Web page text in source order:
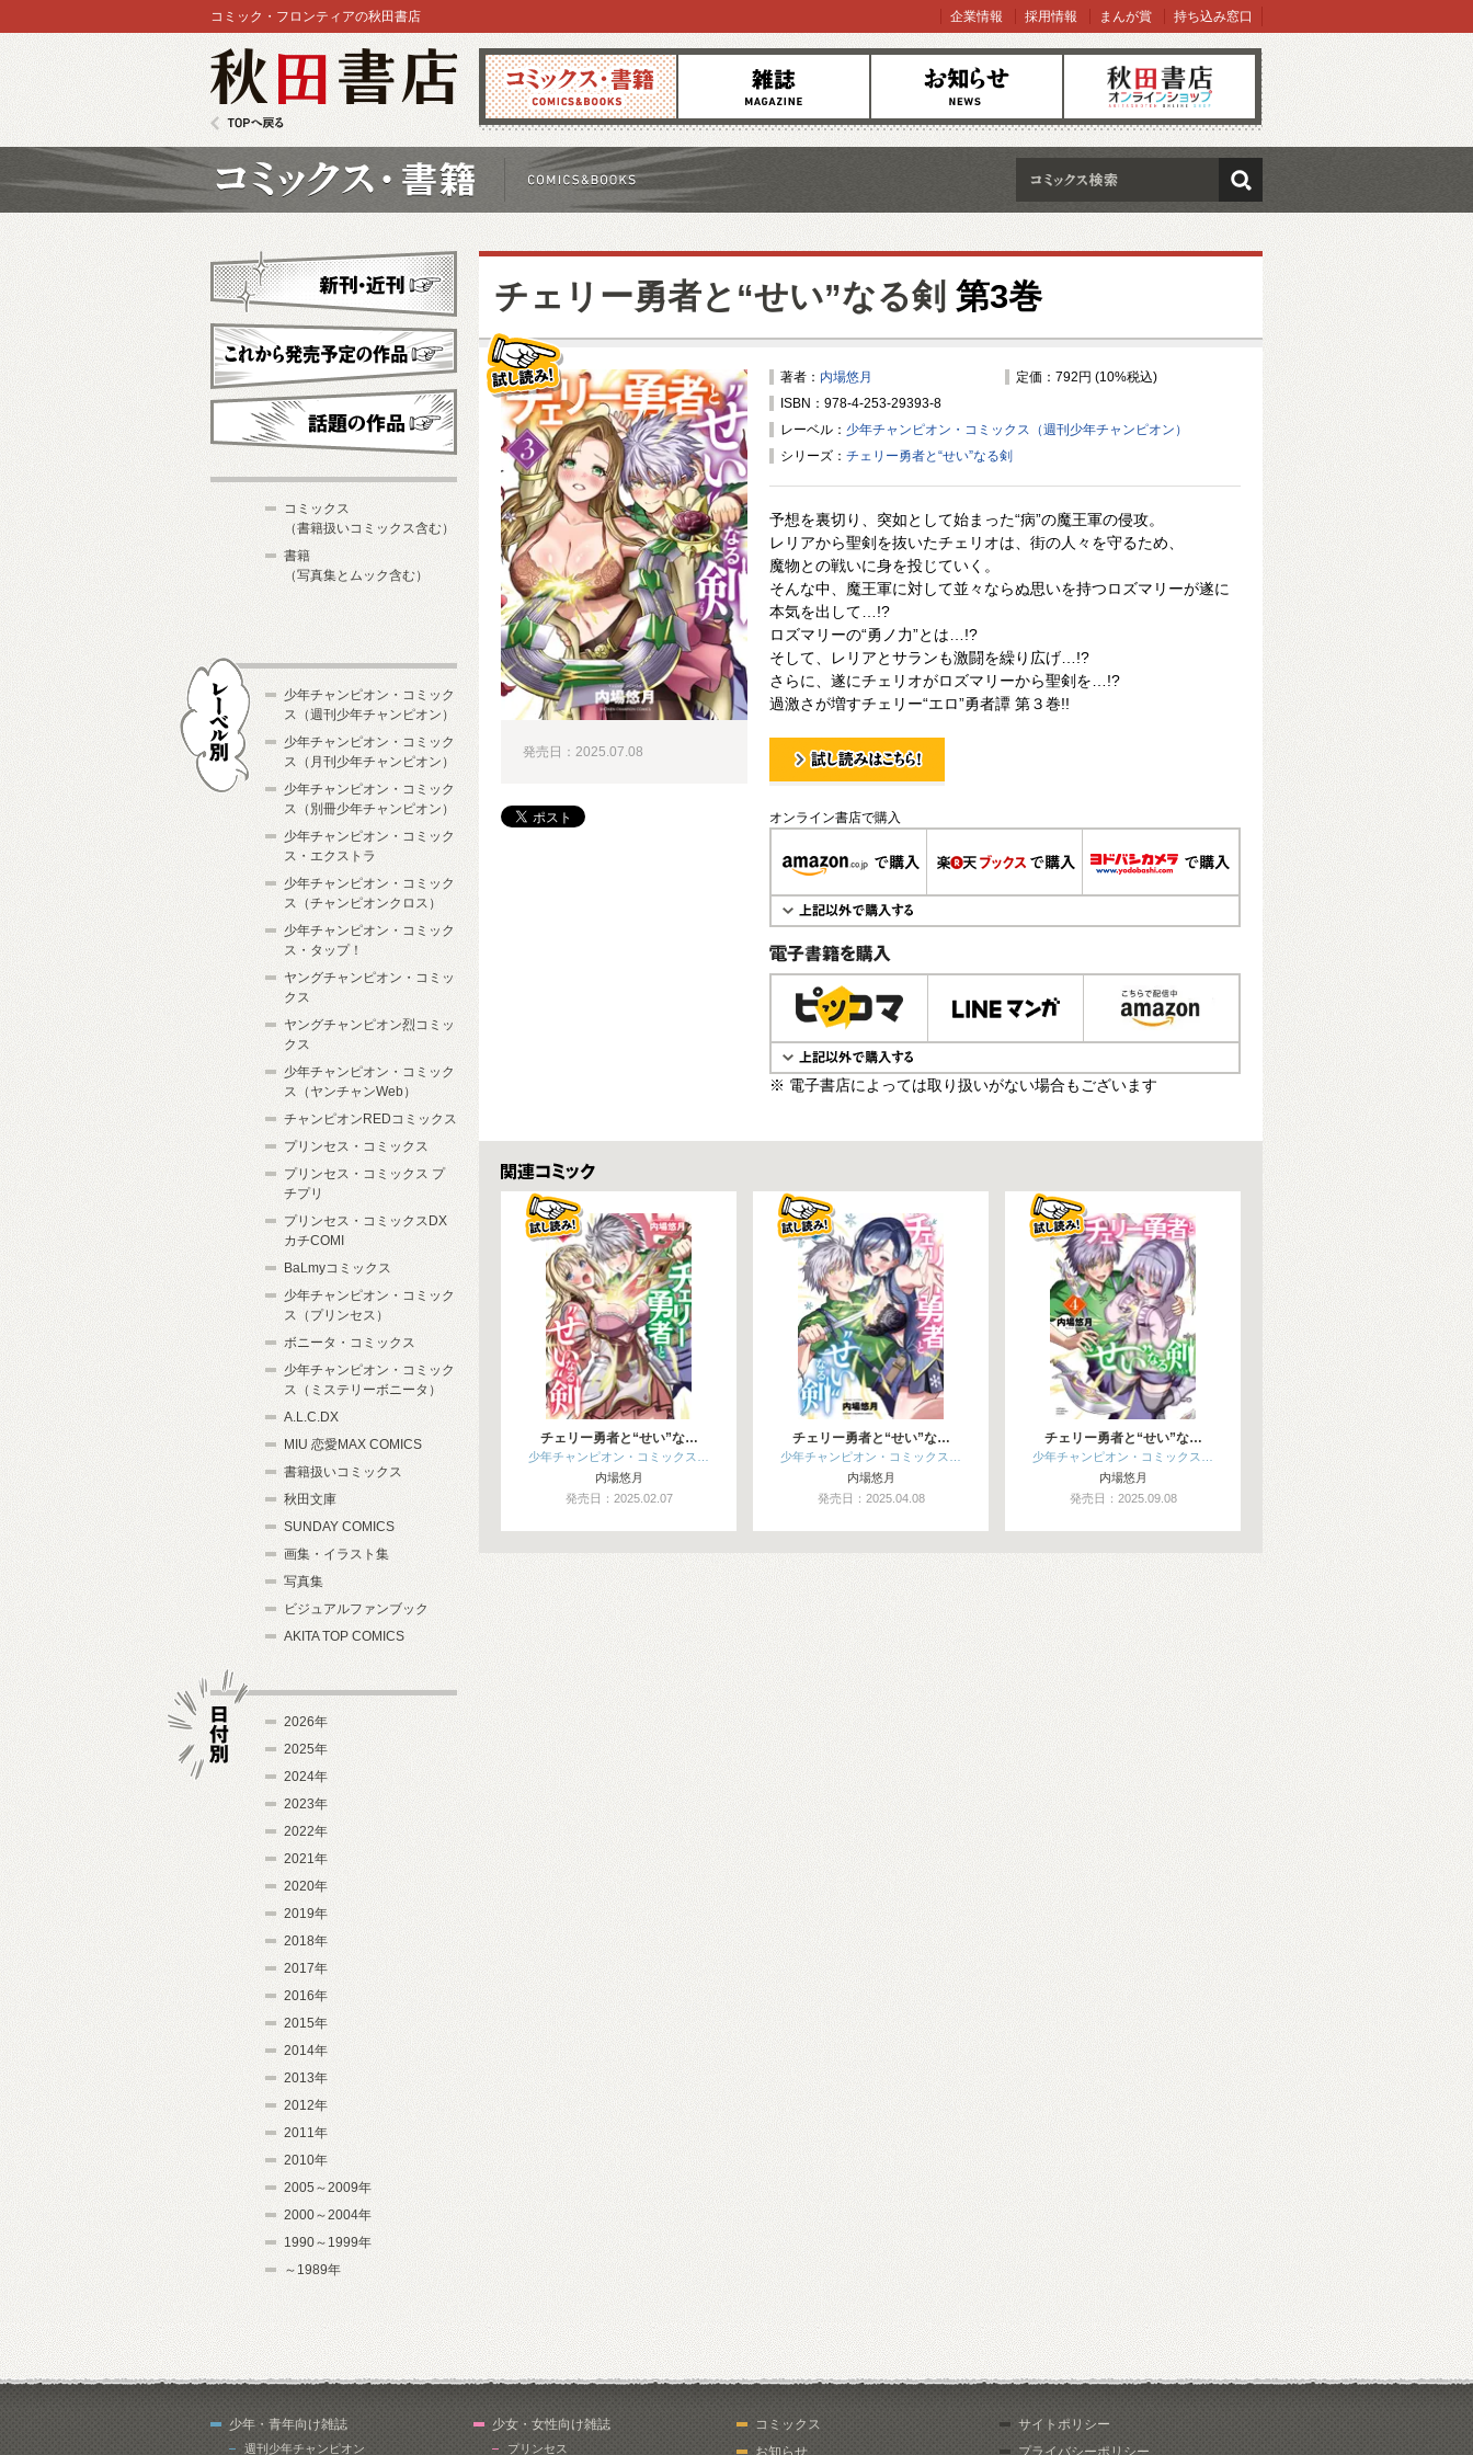
コミックス 雑誌 お知らせ オンラインショップ
コミック・フロンティアの秋田書店 企業情報 採用情報 まんが賞 持ち込み窓口
検索
チェリー勇者と“せい”なる剣 第3巻
著者： 内場悠月
定価：792円 (10%税込)
ISBN：978-4-253-29393-8
レーベル： 少年チャンピオン・コミックス（週刊少年チャンピオン）
シリーズ： チェリー勇者と“せい”なる剣
予想を裏切り、突如として始まった“病”の魔王軍の侵攻。
レリアから聖剣を抜いたチェリオは、街の人々を守るため、
魔物との戦いに身を投じていく。
そんな中、魔王軍に対して並々ならぬ思いを持つロズマリーが遂に
本気を出して…!?
ロズマリーの“勇ノ力”とは…!?
そして、レリアとサランも激闘を繰り広げ…!?
さらに、遂にチェリオがロズマリーから聖剣を…!?
過激さが増すチェリー“エロ”勇者譚 第３巻!!
試し読み！
オンライン書店で購入
電子書籍で購入
※ 電子書店によっては取り扱いがない場合もございます
発売日：2025.07.08
関連コミックス
チェリー勇者と“せい”な…
少年チャンピオン・コミックス…
内場悠月
発売日：2025.02.07
チェリー勇者と“せい”な…
少年チャンピオン・コミックス…
内場悠月
発売日：2025.04.08
チェリー勇者と“せい”な…
少年チャンピオン・コミックス…
内場悠月
発売日：2025.09.08
新刊・近刊
これから発売予定
コミックス
（書籍扱いコミックス含む）
書籍
（写真集とムック含む）
少年チャンピオン・コミック
ス（週刊少年チャンピオン）
少年チャンピオン・コミック
ス（月刊少年チャンピオン）
少年チャンピオン・コミック
ス（別冊少年チャンピオン）
少年チャンピオン・コミック
ス・エクストラ
少年チャンピオン・コミック
ス（チャンピオンクロス）
少年チャンピオン・コミック
ス・タップ！
ヤングチャンピオン・コミッ
クス
ヤングチャンピオン烈コミッ
クス
少年チャンピオン・コミック
ス（ヤンチャンWeb）
チャンピオンREDコミックス
プリンセス・コミックス
プリンセス・コミックス プ
チプリ
プリンセス・コミックスDX
カチCOMI
BaLmyコミックス
少年チャンピオン・コミック
ス（プリンセス）
ボニータ・コミックス
少年チャンピオン・コミック
ス（ミステリーボニータ）
A.L.C.DX
MIU 恋愛MAX COMICS
書籍扱いコミックス
秋田文庫
SUNDAY COMICS
画集・イラスト集
写真集
ビジュアルファンブック
AKITA TOP COMICS
2026年
2025年
2024年
2023年
2022年
2021年
2020年
2019年
2018年
2017年
2016年
2015年
2014年
2013年
2012年
2011年
2010年
2005～2009年
2000～2004年
1990～1999年
～1989年
少年・青年向け雑誌
週刊少年チャンピオン
少女・女性向け雑誌
プリンセス
コミックス
お知らせ
サイトポリシー
プライバシーポリシー